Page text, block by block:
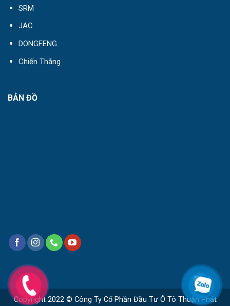
SRM
JAC
DONGFENG
Chiến Thắng
BẢN ĐỒ
Copyright 2022 © Công Ty Cổ Phần Đầu Tư Ô Tô Thuận Phát